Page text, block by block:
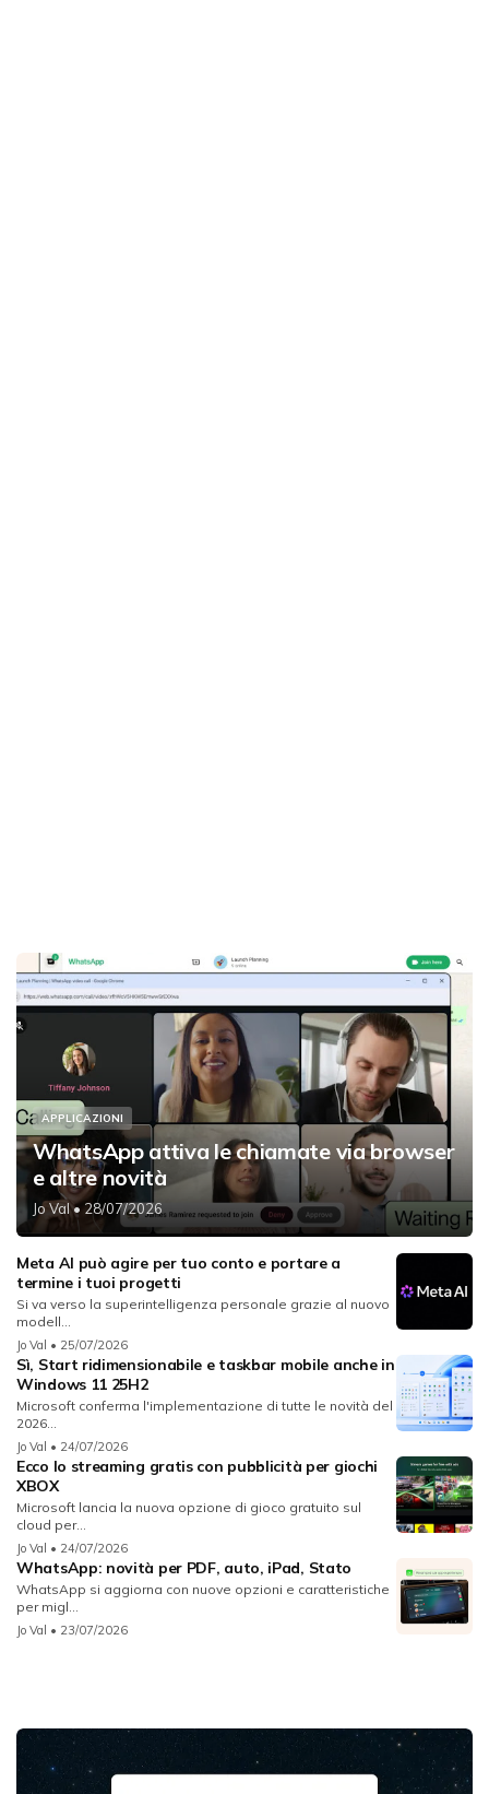
APPLICAZIONI
WhatsApp attiva le chiamate via browser
e altre novità
Jo Val• 28/07/2026
Meta AI può agire per tuo conto e portare a
termine i tuoi progetti
Si va verso la superintelligenza personale grazie al nuovo
modell...
Jo Val • 25/07/2026
Sì, Start ridimensionabile e taskbar mobile anche in
Windows 11 25H2
Microsoft conferma l'implementazione di tutte le novità del
2026...
Jo Val • 24/07/2026
Ecco lo streaming gratis con pubblicità per giochi
XBOX
Microsoft lancia la nuova opzione di gioco gratuito sul
cloud per...
Jo Val • 24/07/2026
WhatsApp: novità per PDF, auto, iPad, Stato
WhatsApp si aggiorna con nuove opzioni e caratteristiche
per migl...
Jo Val • 23/07/2026